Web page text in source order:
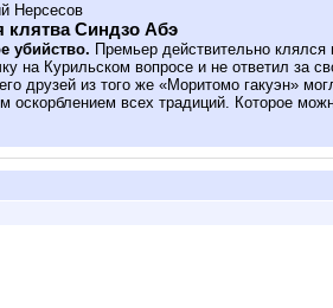
Нерсесов
клятва Синдзо Абэ
убийство. Премьер действительно клялся
на Курильском вопросе и не ответил за
друзей из того же «Моритомо гакуэн»
оскорблением всех традиций. Которое